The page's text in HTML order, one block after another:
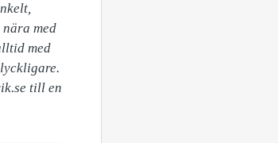
med
med
till en